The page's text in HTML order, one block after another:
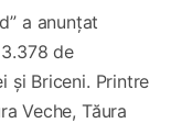
a anunțat
de
și Briceni. Printre
Veche, Tăura